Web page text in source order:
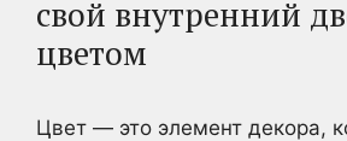
свой внутренний
цветом
Цвет — это элемент декора,